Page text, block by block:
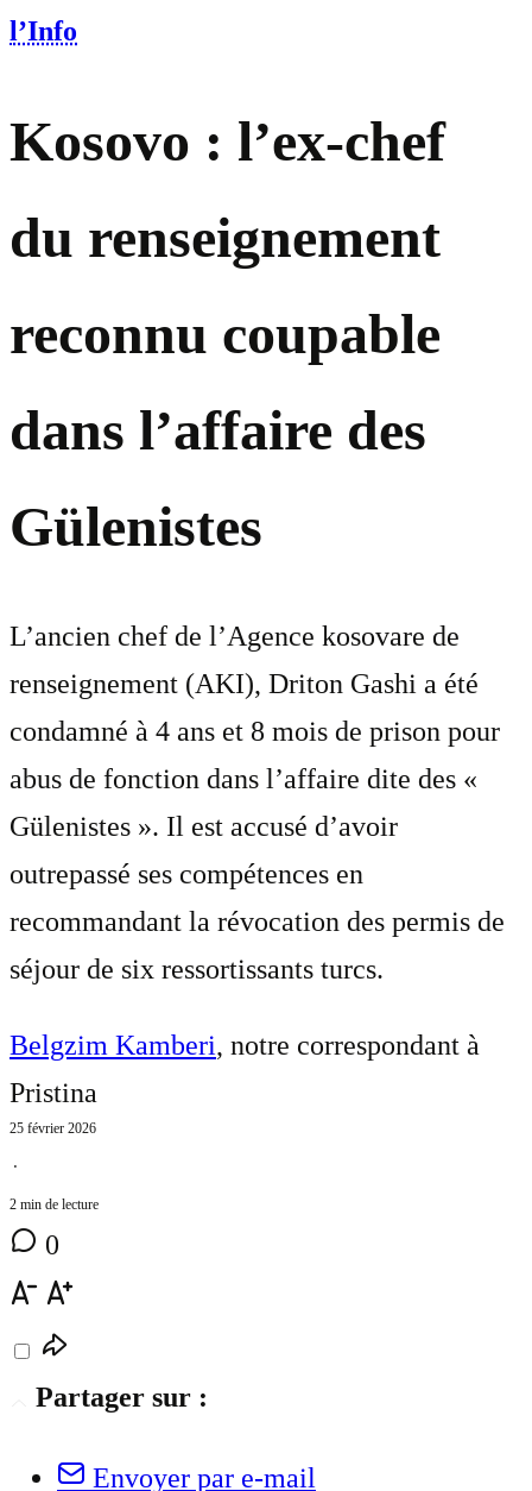
l’Info
Kosovo : l’ex-chef
du renseignement
reconnu coupable
dans l’affaire des
Gülenistes
L’ancien chef de l’Agence kosovare de
renseignement (AKI), Driton Gashi a été
condamné à 4 ans et 8 mois de prison pour
abus de fonction dans l’affaire dite des «
Gülenistes ». Il est accusé d’avoir
outrepassé ses compétences en
recommandant la révocation des permis de
séjour de six ressortissants turcs.
Belgzim Kamberi, notre correspondant à
Pristina
25 février 2026
⋅
2 min de lecture
0
Partager sur :
Envoyer par e-mail